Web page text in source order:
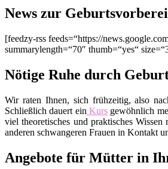
News zur
[feedzy-rss feeds=“https://
summarylength=“70″ thumb=“yes“
Nötige Ruhe durch
Wir raten Ihnen, sich frühzeitig, also
Schließlich dauert ein Kursgewöhnlich
viel theoretisches und praktisches
anderen schwangeren Frauen in Kontakt
Angebote für Mütter in